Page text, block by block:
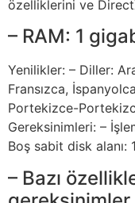
özelliklerini ve
– RAM: 1
Yenilikler: – Diller:
Fransızca,
Portekizce-
Gereksinimleri: –
Boş sabit disk alanı:
– Bazı